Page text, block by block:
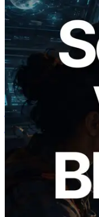
2026.05.24
Validators
Analyzer लॉन्च
उत्पादन समय
विज़ुअलाइज़ेशन